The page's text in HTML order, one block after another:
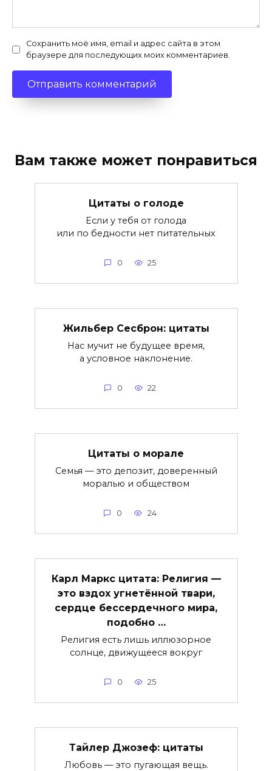
Сохранить моё имя, email и адрес сайта в этом
браузере для последующих моих комментариев.
Вам также может понравиться
Цитаты о голоде
Если у тебя от голода
или по бедности нет питательных
0 25
Жильбер Сесброн: цитаты
Нас мучит не будущее время,
а условное наклонение.
0 22
Цитаты о морале
Семья — это депозит, доверенный
моралью и обществом
0 24
Карл Маркс цитата: Религия —
это вздох угнетённой твари,
сердце бессердечного мира,
подобно …
Религия есть лишь иллюзорное
солнце, движущееся вокруг
0 25
Тайлер Джозеф: цитаты
Любовь — это пугающая вещь.